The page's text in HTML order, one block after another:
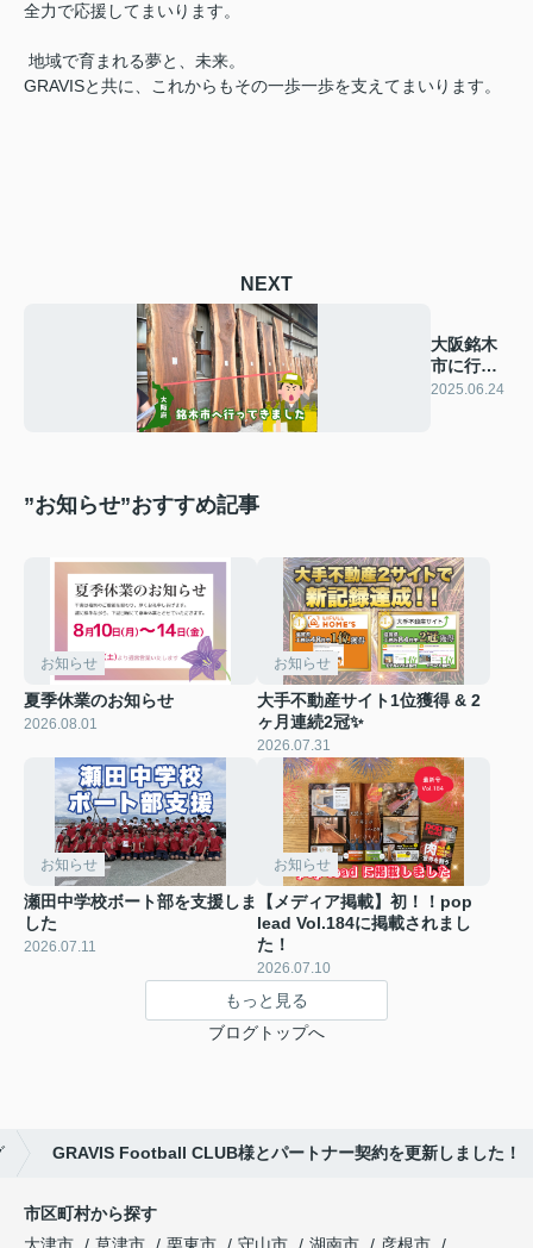
全力で応援してまいります。
地域で育まれる夢と、未来。
GRAVISと共に、これからもその一歩一歩を支えてまいります。
NEXT
大阪銘木
市に行っ
てきまし
2025.06.24
”お知らせ”おすすめ記事
お知らせ
夏季休業のお知らせ
2026.08.01
お知らせ
大手不動産サイト1位獲得 & 2
ヶ月連続2冠✨
2026.07.31
お知らせ
瀬田中学校ボート部を支援しま
した
2026.07.11
お知らせ
【メディア掲載】初！！pop
lead Vol.184に掲載されまし
た！
2026.07.10
もっと見る
ブログトップへ
GRAVIS Football CLUB様とパートナー契約を更新しました！
市区町村から探す
大津市
草津市 栗東市 守山市 湖南市
彦根市